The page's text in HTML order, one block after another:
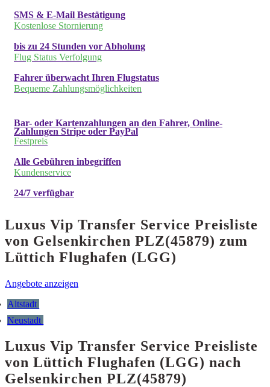
SMS & E-Mail Bestätigung
Kostenlose Stornierung
bis zu 24 Stunden vor Abholung
Flug Status Verfolgung
Fahrer überwacht Ihren Flugstatus
Bequeme Zahlungsmöglichkeiten
Bar- oder Kartenzahlungen an den Fahrer, Online-
Zahlungen Stripe oder PayPal
Festpreis
Alle Gebühren inbegriffen
Kundenservice
24/7 verfügbar
Luxus Vip Transfer Service Preisliste
von Gelsenkirchen PLZ(45879) zum
Lüttich Flughafen (LGG)
Angebote anzeigen
Altstadt
Neustadt
Luxus Vip Transfer Service Preisliste
von Lüttich Flughafen (LGG) nach
Gelsenkirchen PLZ(45879)